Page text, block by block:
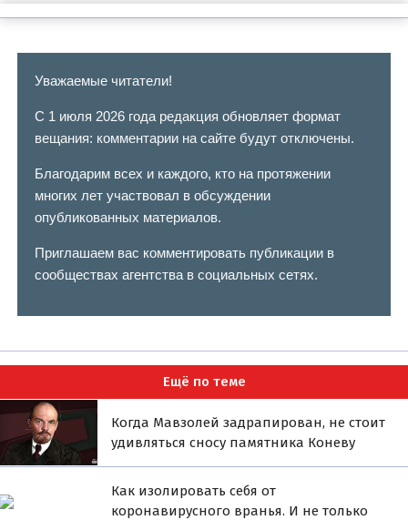
Уважаемые читатели!
С 1 июля 2026 года редакция обновляет формат
вещания: комментарии на сайте будут отключены.
Благодарим всех и каждого, кто на протяжении
многих лет участвовал в обсуждении
опубликованных материалов.
Приглашаем вас комментировать публикации в
сообществах агентства в социальных сетях.
Ещё по теме
Когда Мавзолей задрапирован, не стоит
удивляться сносу памятника Коневу
Как изолировать себя от
коронавирусного вранья. И не только